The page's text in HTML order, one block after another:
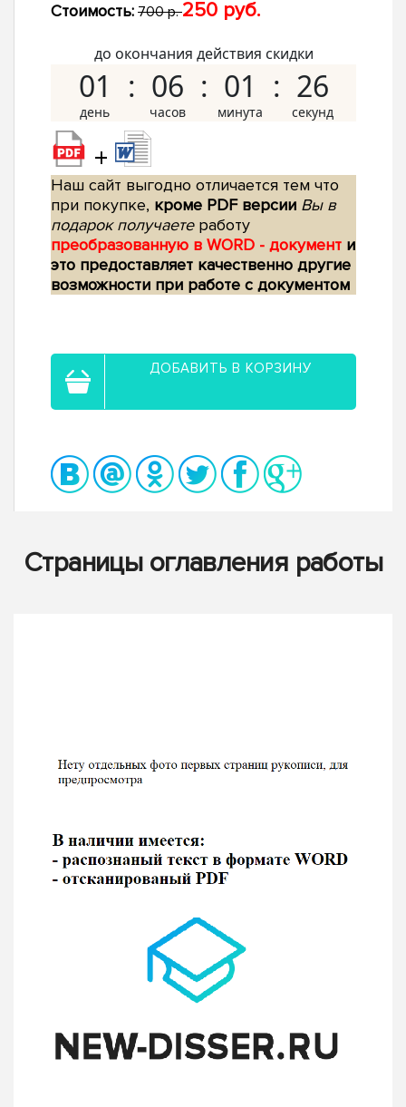
Стоимость: 700 р.250 руб.
до окончания действия скидки
01 06 01 25
+
Наш сайт выгодно отличается тем что
при покупке, кроме PDF версии Вы в
подарок получаетеработу
преобразованную в WORD - документ и
это предоставляет качественно другие
возможности при работе с документом
ДОБАВИТЬ В КОРЗИНУ
Страницы оглавления работы